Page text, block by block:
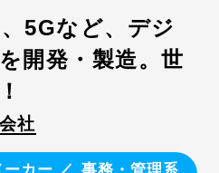
5Gなど、デジ
開発・製造。世
社
ーカー
事務・管理系